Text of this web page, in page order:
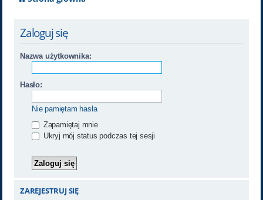
Zaloguj się
Nazwa użytkownika:
Hasło:
Nie pamiętam hasła
Zapamiętaj mnie
Ukryj mój status podczas tej sesji
ZAREJESTRUJ SIĘ